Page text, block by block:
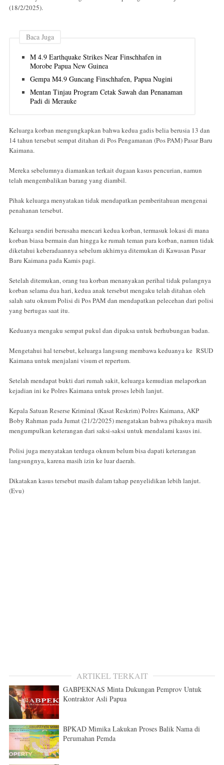
(18/2/2025).
Baca Juga
M 4.9 Earthquake Strikes Near Finschhafen in
Morobe Papua New Guinea
Gempa M4.9 Guncang Finschhafen, Papua Nugini
Mentan Tinjau Program Cetak Sawah dan Penanaman
Padi di Merauke
Keluarga korban mengungkapkan bahwa kedua gadis belia berusia 13 dan
14 tahun tersebut sempat ditahan di Pos Pengamanan (Pos PAM) Pasar Baru
Kaimana.
Mereka sebelumnya diamankan terkait dugaan kasus pencurian, namun
telah mengembalikan barang yang diambil.
Pihak keluarga menyatakan tidak mendapatkan pemberitahuan mengenai
penahanan tersebut.
Keluarga sendiri berusaha mencari kedua korban, termasuk lokasi di mana
korban biasa bermain dan hingga ke rumah teman para korban, namun tidak
diketahui keberadaannya sebelum akhirnya ditemukan di Kawasan Pasar
Baru Kaimana pada Kamis pagi.
Setelah ditemukan, orang tua korban menanyakan perihal tidak pulangnya
korban selama dua hari, kedua anak tersebut mengaku telah ditahan oleh
salah satu oknum Polisi di Pos PAM dan mendapatkan pelecehan dari polisi
yang bertugas saat itu.
Keduanya mengaku sempat pukul dan dipaksa untuk berhubungan badan.
Mengetahui hal tersebut, keluarga langsung membawa keduanya ke RSUD
Kaimana untuk menjalani visum et repertum.
Setelah mendapat bukti dari rumah sakit, keluarga kemudian melaporkan
kejadian ini ke Polres Kaimana untuk proses lebih lanjut.
Kepala Satuan Reserse Kriminal (Kasat Reskrim) Polres Kaimana, AKP
Boby Rahman pada Jumat (21/2/2025) mengatakan bahwa pihaknya masih
mengumpulkan keterangan dari saksi-saksi untuk mendalami kasus ini.
Polisi juga menyatakan terduga oknum belum bisa dapati keterangan
langsungnya, karena masih izin ke luar daerah.
Dikatakan kasus tersebut masih dalam tahap penyelidikan lebih lanjut.
(Evu)
ARTIKEL TERKAIT
GABPEKNAS Minta Dukungan Pemprov Untuk
Kontraktor Asli Papua
BPKAD Mimika Lakukan Proses Balik Nama di
Perumahan Pemda